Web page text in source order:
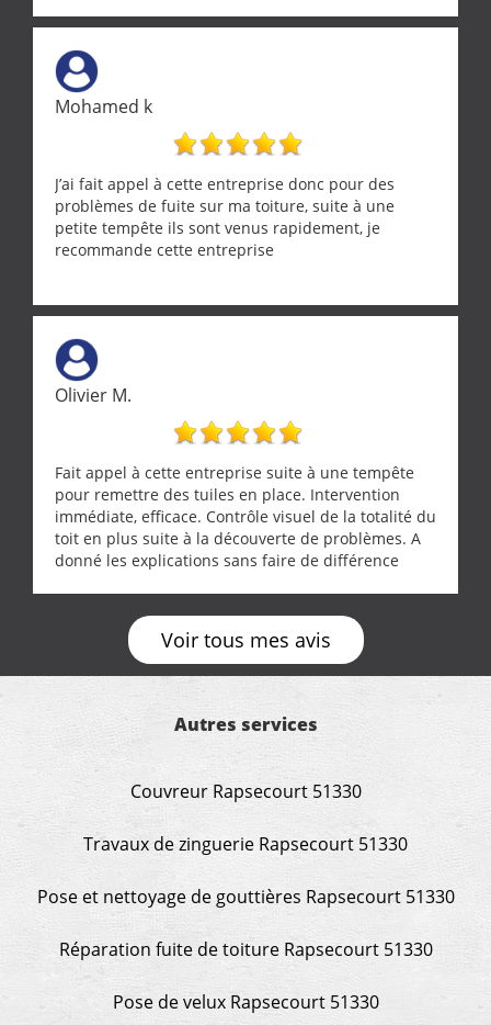
Mohamed k
J’ai fait appel à cette entreprise donc pour des
problèmes de fuite sur ma toiture, suite à une
petite tempête ils sont venus rapidement, je
recommande cette entreprise
Olivier M.
Fait appel à cette entreprise suite à une tempête
pour remettre des tuiles en place. Intervention
immédiate, efficace. Contrôle visuel de la totalité du
toit en plus suite à la découverte de problèmes. A
donné les explications sans faire de différence
Voir tous mes avis
Autres services
Couvreur Rapsecourt 51330
Travaux de zinguerie Rapsecourt 51330
Pose et nettoyage de gouttières Rapsecourt 51330
Réparation fuite de toiture Rapsecourt 51330
Pose de velux Rapsecourt 51330